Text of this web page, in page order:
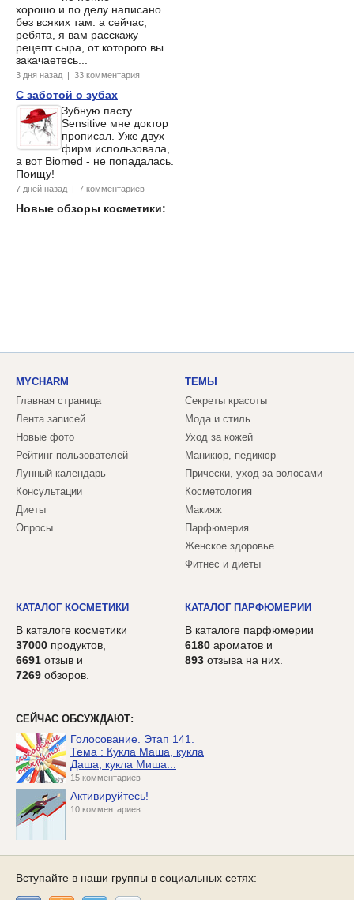
хорошо и по делу написано
без всяких там: а сейчас,
ребята, я вам расскажу
рецепт сыра, от которого вы
закачаетесь...
3 дня назад | 33 комментария
С заботой о зубах
Зубную пасту
Sensitive мне доктор
прописал. Уже двух
фирм использовала,
а вот Biomed - не попадалась.
Поищу!
7 дней назад | 7 комментариев
Новые обзоры косметики:
MYCHARM
Главная страница
Лента записей
Новые фото
Рейтинг пользователей
Лунный календарь
Консультации
Диеты
Опросы
ТЕМЫ
Секреты красоты
Мода и стиль
Уход за кожей
Маникюр, педикюр
Прически, уход за волосами
Косметология
Макияж
Парфюмерия
Женское здоровье
Фитнес и диеты
КАТАЛОГ КОСМЕТИКИ
В каталоге косметики
37000 продуктов,
6691 отзыв и
7269 обзоров.
КАТАЛОГ ПАРФЮМЕРИИ
В каталоге парфюмерии
6180 ароматов и
893 отзыва на них.
СЕЙЧАС ОБСУЖДАЮТ:
Голосование. Этап 141.
Тема : Кукла Маша, кукла
Даша, кукла Миша...
15 комментариев
Активируйтесь!
10 комментариев
Вступайте в наши группы в социальных сетях: